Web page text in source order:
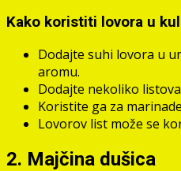
Kako koristiti lovora u
Dodajte suhi lovora u
aromu.
Dodajte nekoliko
Koristite ga za
Lovorov list može se
2. Majčina dušica